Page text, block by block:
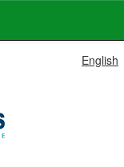
English